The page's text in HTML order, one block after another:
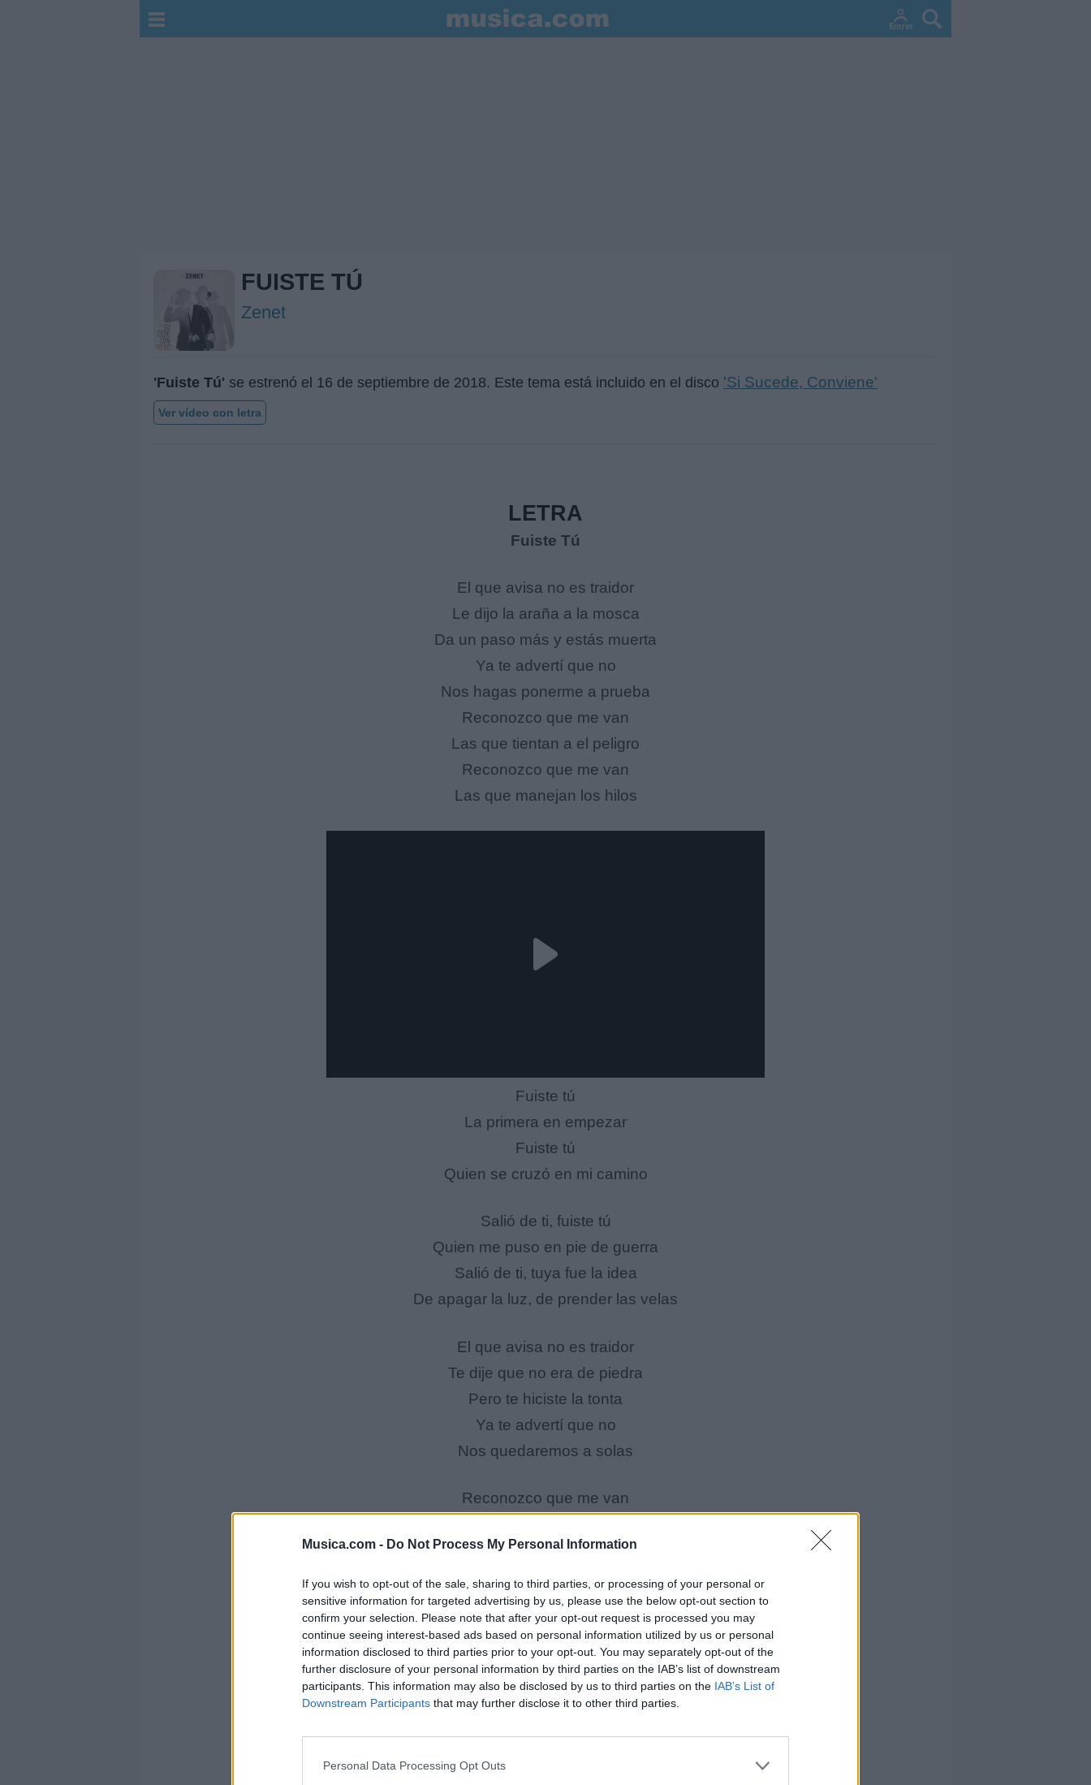
Musica.com - Do Not Process My Personal Information
If you wish to opt-out of the sale, sharing to third parties, or processing of your personal or
sensitive information for targeted advertising by us, please use the below opt-out section to
confirm your selection. Please note that after your opt-out request is processed you may
continue seeing interest-based ads based on personal information utilized by us or personal
information disclosed to third parties prior to your opt-out. You may separately opt-out of the
further disclosure of your personal information by third parties on the IAB’s list of downstream
participants. This information may also be disclosed by us to third parties on the IAB’s List of
Downstream Participants that may further disclose it to other third parties.
Personal Data Processing Opt Outs
FUISTE TÚ
Zenet
'Fuiste Tú' se estrenó el 16 de septiembre de 2018. Este tema está incluido en el disco 'Si Sucede, Conviene'
Ver vídeo con letra
LETRA
Fuiste Tú
El que avisa no es traidor
Le dijo la araña a la mosca
Da un paso más y estás muerta
Ya te advertí que no
Nos hagas ponerme a prueba
Reconozco que me van
Las que tientan a el peligro
Reconozco que me van
Las que manejan los hilos
Fuiste tú
La primera en empezar
Fuiste tú
Quien se cruzó en mi camino
Salió de ti, fuiste tú
Quien me puso en pie de guerra
Salió de ti, tuya fue la idea
De apagar la luz, de prender las velas
El que avisa no es traidor
Te dije que no era de piedra
Pero te hiciste la tonta
Ya te advertí que no
Nos quedaremos a solas
Reconozco que me van
Reconozco que me vas
Porque tienes mucho cuento
Fuiste tú
La que se dejó ganar
Fuiste tú
La que me comió el terreno
Quien me puso en pie de guerra